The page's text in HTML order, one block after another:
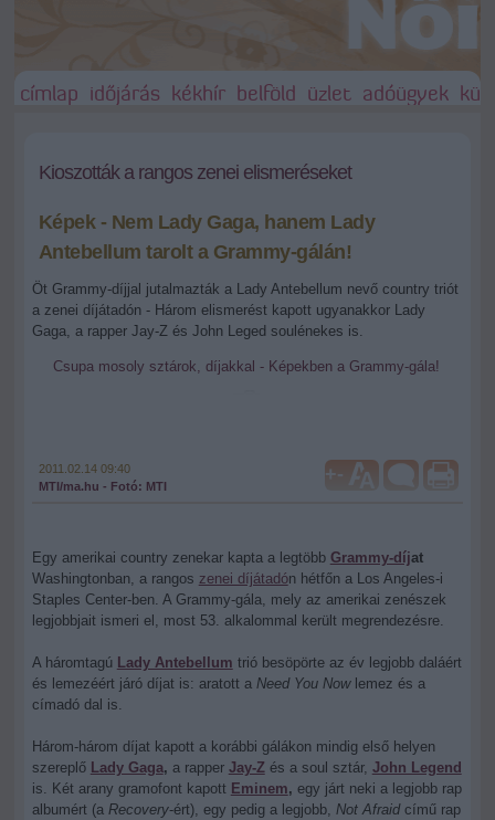
címlap időjárás kékhír belföld üzlet adóügyek
Kioszották a rangos zenei elismeréseket
Képek - Nem Lady Gaga, hanem Lady
Antebellum tarolt a Grammy-gálán!
Öt Grammy-díjjal jutalmazták a Lady Antebellum nevő country triót
a zenei díjátadón - Három elismerést kapott ugyanakkor Lady
Gaga, a rapper Jay-Z és John Leged soulénekes is.
Csupa mosoly sztárok, díjakkal - Képekben a Grammy-gála!
2011.02.14 09:40
MTI/ma.hu - Fotó: MTI
+-
Egy amerikai country zenekar kapta a legtöbb Grammy-díjat
Washingtonban, a rangos zenei díjátadón hétfőn a Los Angeles-i
Staples Center-ben. A Grammy-gála, mely az amerikai zenészek
legjobbjait ismeri el, most 53. alkalommal került megrendezésre.
A háromtagú Lady Antebellum trió besöpörte az év legjobb daláért
és lemezéért járó díjat is: aratott aNeed You Now lemez és a
címadó dal is.
Három-három díjat kapott a korábbi gálákon mindig első helyen
szereplő Lady Gaga, a rapper Jay-Z és a soul sztár, John Legend
is. Két arany gramofont kapott Eminem, egy járt neki a legjobb rap
albumért (a Recovery-ért), egy pedig a legjobb, Not Afraidcímű rap